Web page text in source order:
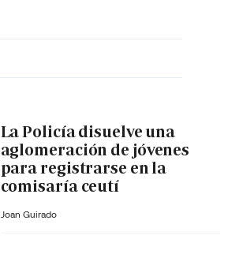
La Policía disuelve una
aglomeración de jóvenes
para registrarse en la
comisaría ceutí
Joan Guirado